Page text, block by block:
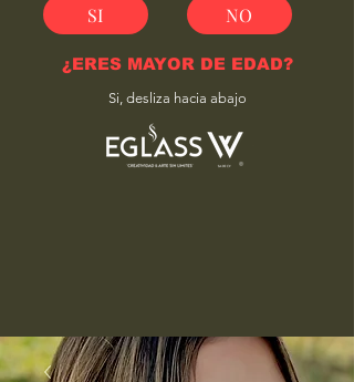
SI NO
¿ERES MAYOR DE EDAD?
Si, desliza hacia abajo